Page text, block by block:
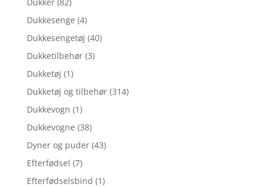
Dukkesenge (4)
Dukkesengetøj (40)
Dukketilbehør (3)
Dukketøj (1)
Dukketøj og tilbehør (314)
Dukkevogn (1)
Dukkevogne (38)
Dyner og puder (43)
Efterfødsel (7)
Efterfødselsbind (1)